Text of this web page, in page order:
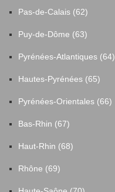
Pas-de-Calais (62)
Puy-de-Dôme (63)
Pyrénées-Atlantiques (64)
Hautes-Pyrénées (65)
Pyrénées-Orientales (66)
Bas-Rhin (67)
Haut-Rhin (68)
Rhône (69)